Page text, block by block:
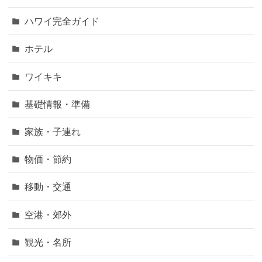
ハワイ完全ガイド
ホテル
ワイキキ
基礎情報・準備
家族・子連れ
物価・節約
移動・交通
空港・郊外
観光・名所